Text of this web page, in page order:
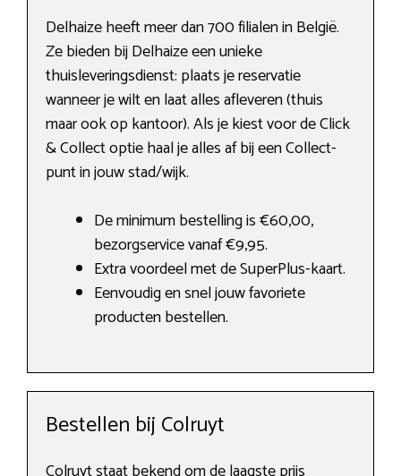
Delhaize heeft meer dan 700 filialen in België.
Ze bieden bij Delhaize een unieke
thuisleveringsdienst: plaats je reservatie
wanneer je wilt en laat alles afleveren (thuis
maar ook op kantoor). Als je kiest voor de Click
& Collect optie haal je alles af bij een Collect-
punt in jouw stad/wijk.
De minimum bestelling is €60,00,
bezorgservice vanaf €9,95.
Extra voordeel met de SuperPlus-kaart.
Eenvoudig en snel jouw favoriete
producten bestellen.
Bestellen bij Colruyt